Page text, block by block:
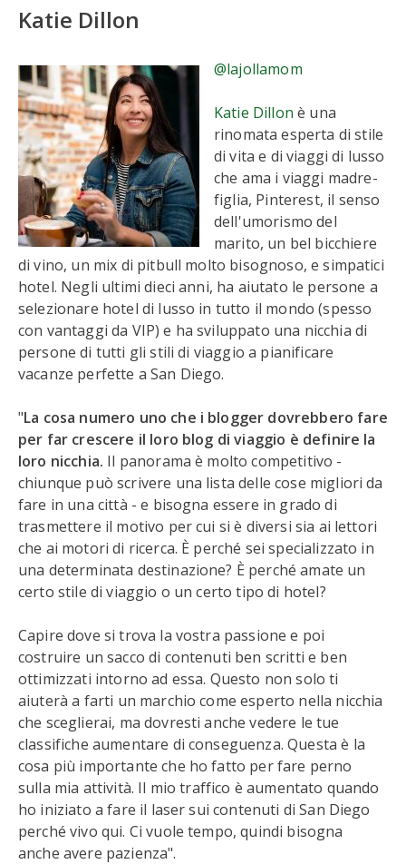
Katie Dillon
@lajollamom
Katie Dillon è una
rinomata esperta di stile
di vita e di viaggi di lusso
che ama i viaggi madre-
figlia, Pinterest, il senso
dell'umorismo del
marito, un bel bicchiere
di vino, un mix di pitbull molto bisognoso, e simpatici
hotel. Negli ultimi dieci anni, ha aiutato le persone a
selezionare hotel di lusso in tutto il mondo (spesso
con vantaggi da VIP) e ha sviluppato una nicchia di
persone di tutti gli stili di viaggio a pianificare
vacanze perfette a San Diego.
"La cosa numero uno che i blogger dovrebbero fare
per far crescere il loro blog di viaggio è definire la
loro nicchia. Il panorama è molto competitivo -
chiunque può scrivere una lista delle cose migliori da
fare in una città - e bisogna essere in grado di
trasmettere il motivo per cui si è diversi sia ai lettori
che ai motori di ricerca. È perché sei specializzato in
una determinata destinazione? È perché amate un
certo stile di viaggio o un certo tipo di hotel?
Capire dove si trova la vostra passione e poi
costruire un sacco di contenuti ben scritti e ben
ottimizzati intorno ad essa. Questo non solo ti
aiuterà a farti un marchio come esperto nella nicchia
che sceglierai, ma dovresti anche vedere le tue
classifiche aumentare di conseguenza. Questa è la
cosa più importante che ho fatto per fare perno
sulla mia attività. Il mio traffico è aumentato quando
ho iniziato a fare il laser sui contenuti di San Diego
perché vivo qui. Ci vuole tempo, quindi bisogna
anche avere pazienza".